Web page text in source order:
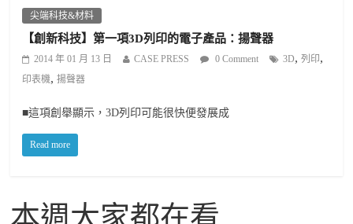
尖端科技&材料
【創新科技】第一項3D列印的電子產品：揚聲器
2014 年 01 月 13 日 CASE PRESS 0 Comment 3D,列印,
印表機,揚聲器
■這項創舉顯示，3D列印可能很快便發展成
Read more
本週大家都在看